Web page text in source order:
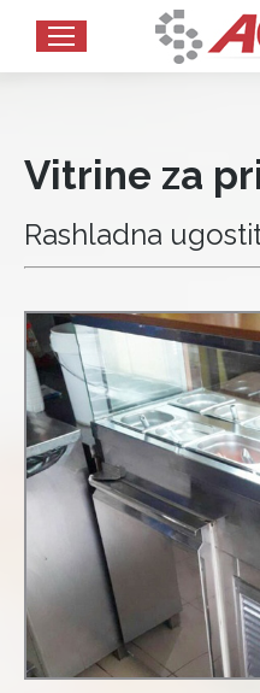
Vitrine za
Rashladna